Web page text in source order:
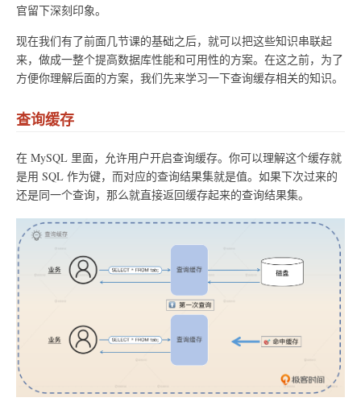
官留下深刻印象。
现在我们有了前面几节课的基础之后，就可以把这些知识串联起
来，做成一整个提高数据库性能和可用性的方案。在这之前，为了
方便你理解后面的方案，我们先来学习一下查询缓存相关的知识。
查询缓存
在 MySQL 里面，允许用户开启查询缓存。你可以理解这个缓存就
是用 SQL 作为键，而对应的查询结果集就是值。如果下次过来的
还是同一个查询，那么就直接返回缓存起来的查询结果集。